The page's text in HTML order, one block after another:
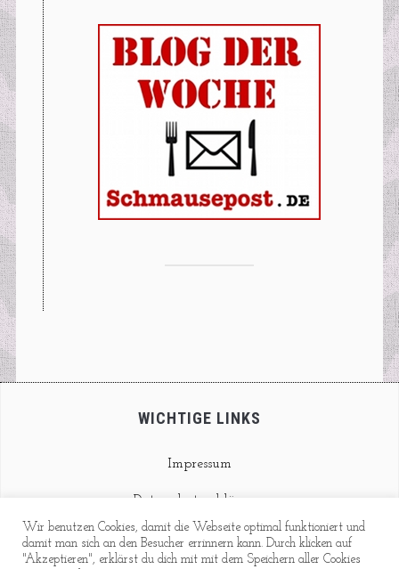
WICHTIGE LINKS
Impressum
Datenschutzerklärung
Kontakt
Wir benutzen Cookies, damit die Webseite optimal funktioniert und
damit man sich an den Besucher errinnern kann. Durch klicken auf
"Akzeptieren", erklärst du dich mit mit dem Speichern aller Cookies